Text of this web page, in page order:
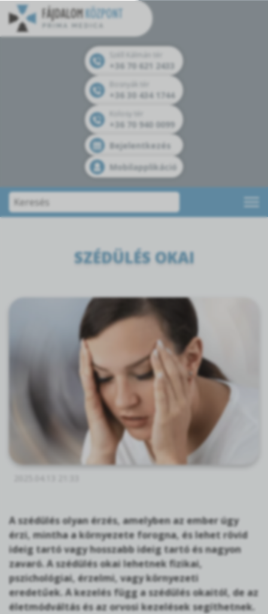
+36 70 621 2433
+36 30 434 1744
+36 70 940 0099
Bejelentkezés
Mobilapplikáció
SZÉDÜLÉS OKAI
A szédülés olyan érzés, amelyben az ember úgy
érzi, mintha a környezete forogna, és lehet rövid
ideig tartó vagy hosszabb ideig tartó és nagyon
zavaró. A szédülés okai lehetnek fizikai,
pszichológiai, érzelmi, vagy környezeti
eredetűek. A kezelés függ a szédülés okaitól, de az
életmódváltás és az orvosi kezelések segíthetnek.